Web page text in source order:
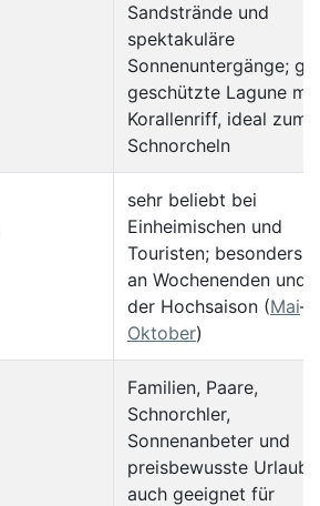
Sandstrände und
spektakuläre
Sonnenuntergänge;
geschützte Lagune mit
Korallenriff, ideal zum
Schnorcheln
sehr beliebt bei
Einheimischen und
Touristen; besonders
an Wochenenden und
der Hochsaison (Mai–
Oktober)
Familien, Paare,
Schnorchler,
Sonnenanbeter und
preisbewusste
auch geeignet für